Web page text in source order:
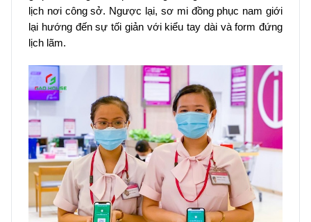
lịch nơi công sở. Ngược lại, sơ mi đồng phục nam giới
lại hướng đến sự tối giản với kiểu tay dài và form đứng
lịch lãm.